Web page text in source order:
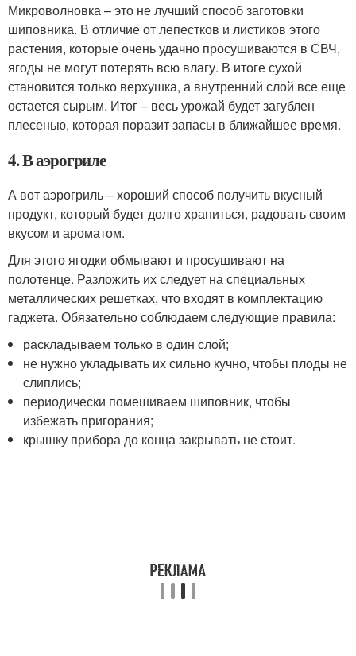
Микроволновка – это не лучший способ заготовки
шиповника. В отличие от лепестков и листиков этого
растения, которые очень удачно просушиваются в СВЧ,
ягоды не могут потерять всю влагу. В итоге сухой
становится только верхушка, а внутренний слой все еще
остается сырым. Итог – весь урожай будет загублен
плесенью, которая поразит запасы в ближайшее время.
4. В аэрогриле
А вот аэрогриль – хороший способ получить вкусный
продукт, который будет долго храниться, радовать своим
вкусом и ароматом.
Для этого ягодки обмывают и просушивают на
полотенце. Разложить их следует на специальных
металлических решетках, что входят в комплектацию
гаджета. Обязательно соблюдаем следующие правила:
раскладываем только в один слой;
не нужно укладывать их сильно кучно, чтобы плоды не
слиплись;
периодически помешиваем шиповник, чтобы
избежать пригорания;
крышку прибора до конца закрывать не стоит.